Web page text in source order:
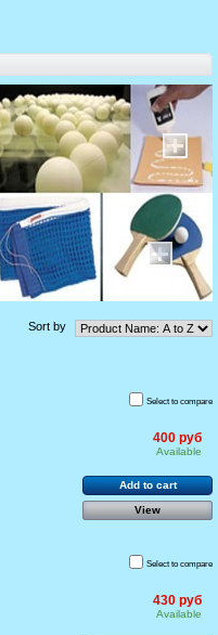
Sort by
Select to compare
400 руб
Available
Add to cart
View
Select to compare
430 руб
Available